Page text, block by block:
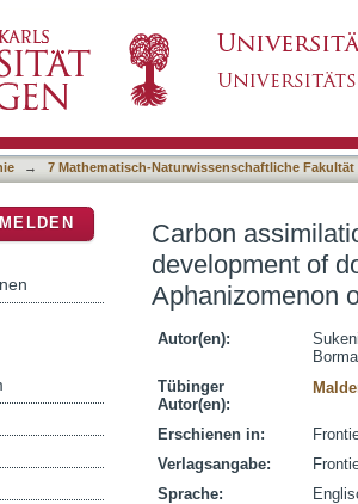
cyanobacterium
→ 7 Mathematisch-Naturwissenschaftliche Fakultät
Carbon
development of
Aphanizomenon
Autor(en):
Tübinger
Autor(en):
Erschienen in:
Verlagsangabe:
Sprache: